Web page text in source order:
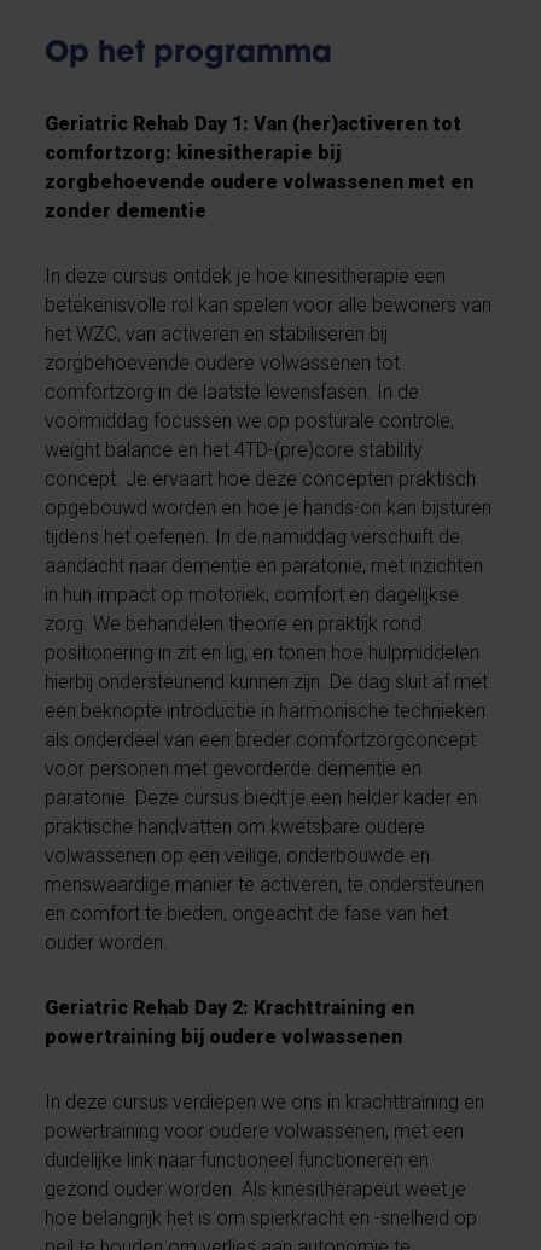
Op het programma
Geriatric Rehab Day 1: Van (her)activeren tot
comfortzorg: kinesitherapie bij
zorgbehoevende oudere volwassenen met en
zonder dementie
In deze cursus ontdek je hoe kinesitherapie een
betekenisvolle rol kan spelen voor alle bewoners van
het WZC, van activeren en stabiliseren bij
zorgbehoevende oudere volwassenen tot
comfortzorg in de laatste levensfasen. In de
voormiddag focussen we op posturale controle,
weight balance en het 4TD-(pre)core stability
concept. Je ervaart hoe deze concepten praktisch
opgebouwd worden en hoe je hands-on kan bijsturen
tijdens het oefenen. In de namiddag verschuift de
aandacht naar dementie en paratonie, met inzichten
in hun impact op motoriek, comfort en dagelijkse
zorg. We behandelen theorie en praktijk rond
positionering in zit en lig, en tonen hoe hulpmiddelen
hierbij ondersteunend kunnen zijn. De dag sluit af met
een beknopte introductie in harmonische technieken
als onderdeel van een breder comfortzorgconcept
voor personen met gevorderde dementie en
paratonie. Deze cursus biedt je een helder kader en
praktische handvatten om kwetsbare oudere
volwassenen op een veilige, onderbouwde en
menswaardige manier te activeren, te ondersteunen
en comfort te bieden, ongeacht de fase van het
ouder worden.
Geriatric Rehab Day 2: Krachttraining en
powertraining bij oudere volwassenen
In deze cursus verdiepen we ons in krachttraining en
powertraining voor oudere volwassenen, met een
duidelijke link naar functioneel functioneren en
gezond ouder worden. Als kinesitherapeut weet je
hoe belangrijk het is om spierkracht en -snelheid op